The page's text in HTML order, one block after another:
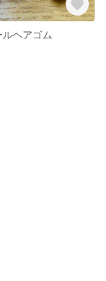
ルヘアゴム